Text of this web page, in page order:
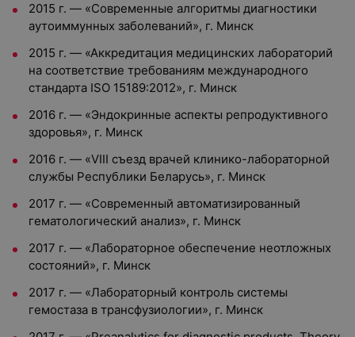
2015 г. — «Современные алгоритмы диагностики
аутоиммунных заболеваний», г. Минск
2015 г. — «Аккредитация медицинских лабораторий
на соответствие требованиям международного
стандарта ISO 15189:2012», г. Минск
2016 г. — «Эндокринные аспекты репродуктивного
здоровья», г. Минск
2016 г. — «VIII съезд врачей клинико-лабораторной
службы Республики Беларусь», г. Минск
2017 г. — «Современный автоматизированный
гематологический анализ», г. Минск
2017 г. — «Лабораторное обеспечение неотложных
состояний», г. Минск
2017 г. — «Лабораторный контроль системы
гемостаза в трансфузиологии», г. Минск